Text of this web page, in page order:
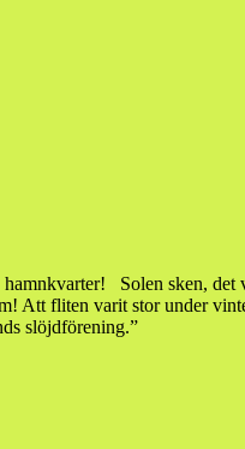
Solen sken, det
Att fliten varit stor under
slöjdförening.”